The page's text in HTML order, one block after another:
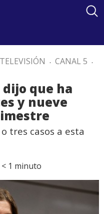
TELEVISIÓN . CANAL 5 .
que ha
y nueve
tres casos a esta
< 1 minuto